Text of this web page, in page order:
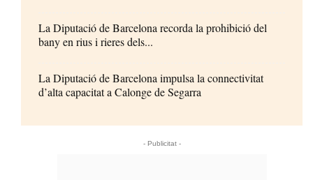
La Diputació de Barcelona recorda la prohibició del
bany en rius i rieres dels...
La Diputació de Barcelona impulsa la connectivitat
d’alta capacitat a Calonge de Segarra
- Publicitat -